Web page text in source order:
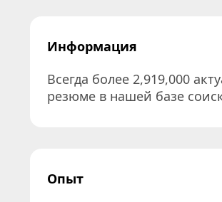
Информация
Всегда более 2,919,000
резюме в нашей базе
Опыт